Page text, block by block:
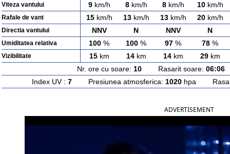
Viteza vantului 9km/h 8km/h 8km/h 10km/h
Rafale de vant 15km/h 13km/h 13km/h 20km/h
Directia vantului NNV N NNV N
Umiditatea relativa 100 % 100 % 97 % 78 %
Vizibilitate 15km 14km 14km 29km
Nr. ore cu soare: 10Rasarit soare: 06:06
Index UV : 7Presiunea atmosferica: 1020hpa
ADVERTISEMENT